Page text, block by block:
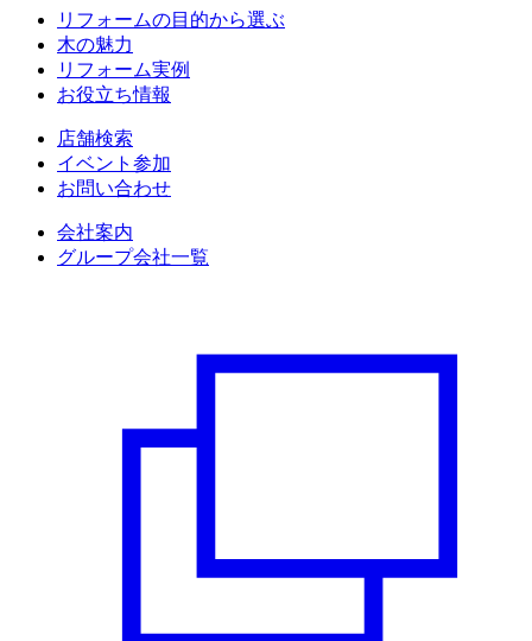
リフォームの目的から選ぶ
木の魅力
リフォーム実例
お役立ち情報
店舗検索
イベント参加
お問い合わせ
会社案内
グループ会社一覧